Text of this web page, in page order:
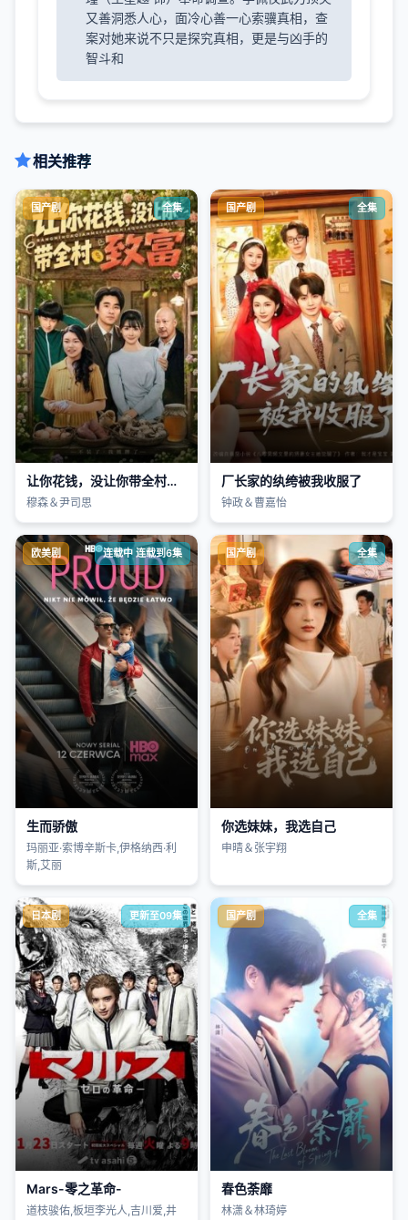
又善洞悉人心，面冷心善一心索骥真相，查
案对她来说不只是探究真相，更是与凶手的
智斗和
相关推荐
国产剧 全集
让你花钱，没让你带全村致富
穆森＆尹司思
国产剧 全集
厂长家的纨绔被我收服了
钟政＆曹嘉怡
欧美剧 连载中 连载到6集
生而骄傲
玛丽亚·索博辛斯卡,伊格纳西·利
斯,艾丽
国产剧 全集
你选妹妹，我选自己
申晴＆张宇翔
日本剧 更新至09集
Mars-零之革命-
道枝骏佑,板垣李光人,吉川爱,井
国产剧 全集
春色荼靡
林潇＆林琦婷